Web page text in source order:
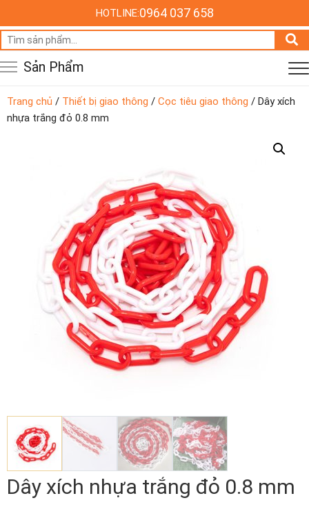
HOTLINE:0964 037 658
Tìm
kiếm:
Sản Phẩm
Trang chủ / Thiết bị giao thông / Cọc tiêu giao thông / Dây xích
nhựa trắng đỏ 0.8 mm
Dây xích nhựa trắng đỏ 0.8 mm